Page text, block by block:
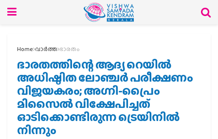
Home വാര്‍ത്ത ഭാരതം
ഭാരതത്തിന്റെ ആദ്യ റെയിൽ
അധിഷ്ഠിത ലോഞ്ചർ പരീക്ഷണം
വിജയകരം; അഗ്നി-പ്രൈം
മിസൈൽ വിക്ഷേപിച്ചത്
ഓടിക്കൊണ്ടിരുന്ന ട്രെയിനിൽ
നിന്നും